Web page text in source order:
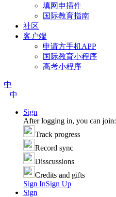
填网申插件
国际教育指南
社区
客户端
申请方手机APP
国际教育小程序
高考小程序
中
中
Sign
After logging in, you can join:
Track progress
Record sync
Disscussions
Credits and gifts
Sign InSign Up
Sign